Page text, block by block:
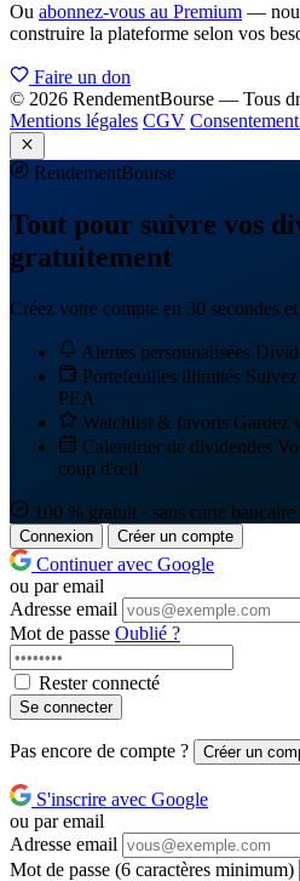
Ou abonnez-vous au Premium —
construire la plateforme selon vos
Faire un don
© 2026 RendementBourse — Tous
Mentions légales CGV
RendementBourse
Tout pour suivre vos
gratuitement
Créez votre compte en 30 secondes
Alertes personnalisées
Portefeuilles illimités
PEA
Watchlist & favoris Gardez
Calendrier de dividendes
coup d'œil
100 % gratuit · sans carte bancaire
Connexion Créer un compte
Continuer avec Google
ou par email
Adresse email
Mot de passe Oublié ?
Rester connecté
Se connecter
Pas encore de compte ? Créer un
S'inscrire avec Google
ou par email
Adresse email
Mot de passe (6 caractères minimum)